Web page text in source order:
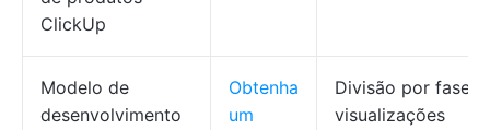
ClickUp
Modelo de
desenvolvimento
Obtenha
um
Divisão por fases,
visualizações